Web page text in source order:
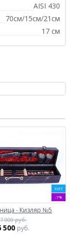
AISI 430
70см/15см/21см
17 см
ХИТ
-7%
- Кизляр №5
7 000 руб.
500 руб.